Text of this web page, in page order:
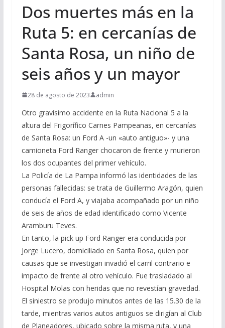
Dos muertes más en la
Ruta 5: en cercanías de
Santa Rosa, un niño de
seis años y un mayor
28 de agosto de 2023 admin
Otro gravísimo accidente en la Ruta Nacional 5 a la
altura del Frigorífico Carnes Pampeanas, en cercanías
de Santa Rosa: un Ford A -un «auto antiguo»- y una
camioneta Ford Ranger chocaron de frente y murieron
los dos ocupantes del primer vehículo.
La Policía de La Pampa informó las identidades de las
personas fallecidas: se trata de Guillermo Aragón, quien
conducía el Ford A, y viajaba acompañado por un niño
de seis de años de edad identificado como Vicente
Aramburu Teves.
En tanto, la pick up Ford Ranger era conducida por
Jorge Lucero, domiciliado en Santa Rosa, quien por
causas que se investigan invadió el carril contrario e
impacto de frente al otro vehículo. Fue trasladado al
Hospital Molas con heridas que no revestían gravedad.
El siniestro se produjo minutos antes de las 15.30 de la
tarde, mientras varios autos antiguos se dirigían al Club
de Planeadores, ubicado sobre la misma ruta, y una